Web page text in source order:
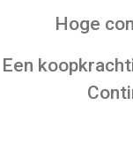
Hoge
Een